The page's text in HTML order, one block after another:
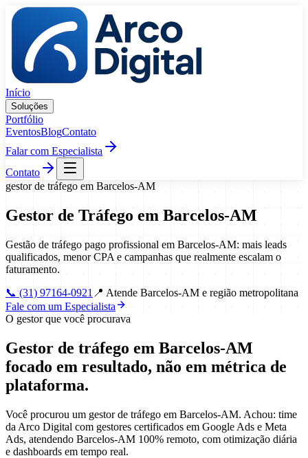
Pular para o conteúdo
Início
Soluções
Portfólio
EventosBlogContato
Falar com Especialista
Contato
gestor de tráfego em Barcelos-AM
Gestor de Tráfego em Barcelos-AM
Gestão de tráfego pago profissional em Barcelos-AM: mais leads
qualificados, menor CPA e campanhas que realmente escalam o
faturamento.
📞 (31) 97164-0921 📍 Atende Barcelos-AM e região metropolitana
Fale com um Especialista
O gestor que você procurava
Gestor de tráfego em Barcelos-AM
focado em resultado, não em métrica de
plataforma.
Você procurou um gestor de tráfego em Barcelos-AM. Achou: time
da Arco Digital com gestores certificados em Google Ads e Meta
Ads, atendendo Barcelos-AM 100% remoto, com otimização diária
e dashboards em tempo real.